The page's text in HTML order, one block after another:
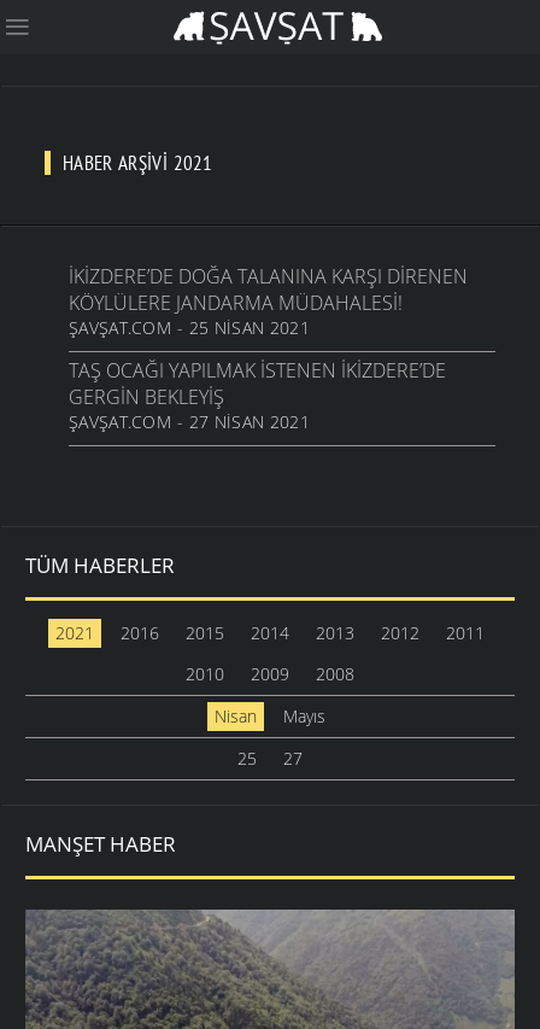
HABER ARŞIVI 2021
İKIZDERE’DE DOĞA TALANINA KARŞI DIRENEN
KÖYLÜLERE JANDARMA MÜDAHALESI!
ŞAVŞAT.COM - 25 NISAN 2021
TAŞ OCAĞI YAPILMAK ISTENEN İKIZDERE’DE
GERGIN BEKLEYIŞ
ŞAVŞAT.COM - 27 NISAN 2021
TÜM HABERLER
2021 2016 2015 2014 2013 2012
2011
2010
2009
2008
Nisan
Mayıs
25
27
MANŞET HABER